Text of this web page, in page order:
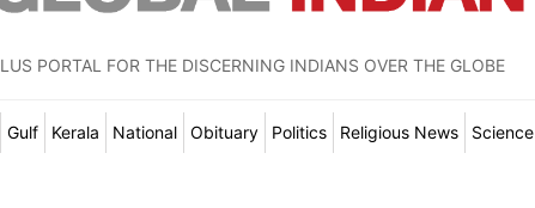
PORTAL FOR THE DISCERNING INDIANS OVER THE GLOBE
Gulf Kerala National Obituary Politics Religious News Science